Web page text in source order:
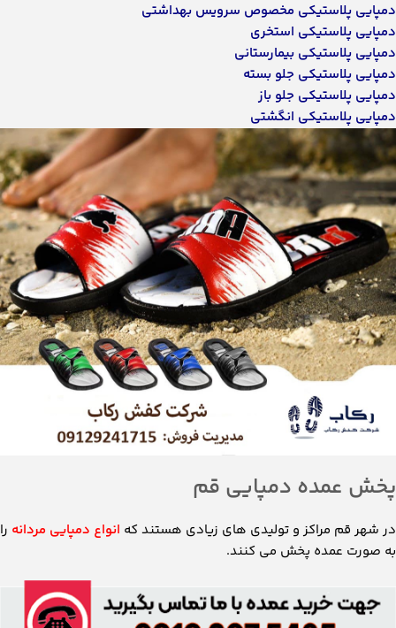
دمپایی پلاستیکی مخصوص سرویس بهداشتی
دمپایی پلاستیکی استخری
دمپایی پلاستیکی بیمارستانی
دمپایی پلاستیکی جلو بسته
دمپایی پلاستیکی جلو باز
دمپایی پلاستیکی انگشتی
پخش عمده دمپایی قم
در شهر قم مراکز و تولیدی های زیادی هستند که انواع دمپایی مردانه را
به صورت عمده پخش می کنند.